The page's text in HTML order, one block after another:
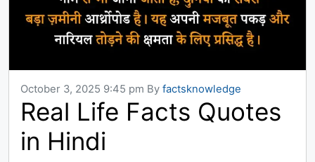
October 3, 2025 9:45 pm By factsknowledge
Real Life Facts Quotes
in Hindi